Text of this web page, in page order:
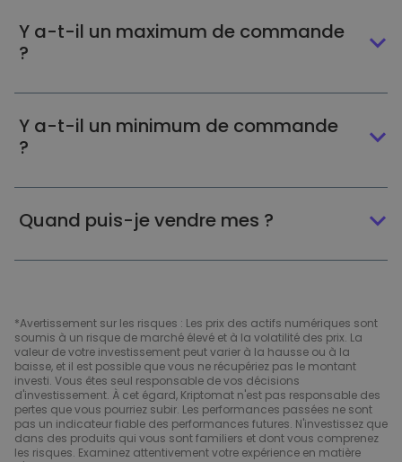
Y a-t-il un maximum de commande
?
Y a-t-il un minimum de commande
?
Quand puis-je vendre mes ?
*Avertissement sur les risques : Les prix des actifs numériques sont
soumis à un risque de marché élevé et à la volatilité des prix. La
valeur de votre investissement peut varier à la hausse ou à la
baisse, et il est possible que vous ne récupériez pas le montant
investi. Vous êtes seul responsable de vos décisions
d'investissement. À cet égard, Kriptomat n'est pas responsable des
pertes que vous pourriez subir. Les performances passées ne sont
pas un indicateur fiable des performances futures. N'investissez que
dans des produits qui vous sont familiers et dont vous comprenez
les risques. Examinez attentivement votre expérience en matière